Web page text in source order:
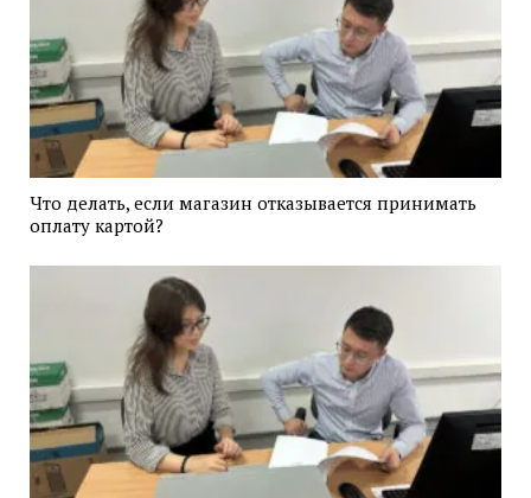
Что делать, если магазин отказывается принимать
оплату картой?